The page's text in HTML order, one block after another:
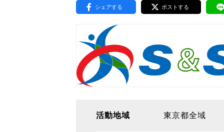
東京2020大会の軌跡
おもてなし語学ボランティ
シェアする ポストする
活動地域 東京都全域